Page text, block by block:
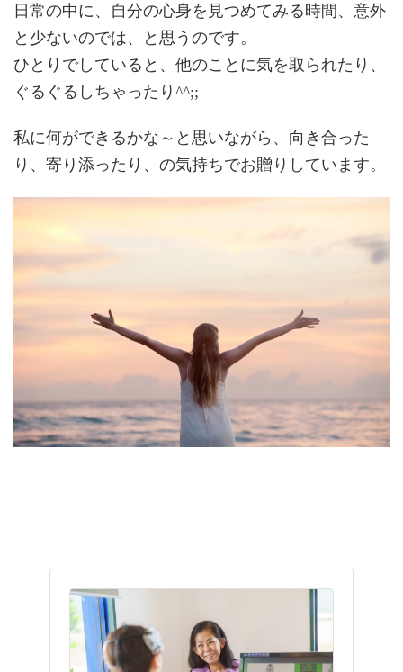
日常の中に、自分の心身を見つめてみる時間、意外
と少ないのでは、と思うのです。
ひとりでしていると、他のことに気を取られたり、
ぐるぐるしちゃったり^^;;
私に何ができるかな～と思いながら、向き合った
り、寄り添ったり、の気持ちでお贈りしています。